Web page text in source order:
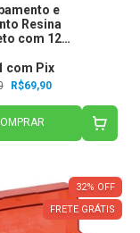
e
Resina
com 12
R$69,90
com Pix
32% OFF
FRETE GRÁTIS